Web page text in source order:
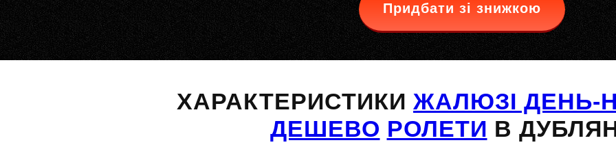
Придбати зі знижкою
ХАРАКТЕРИСТИКИ ЖАЛЮЗІ ДЕНЬ-
ДЕШЕВО РОЛЕТИ В